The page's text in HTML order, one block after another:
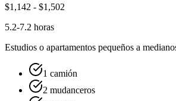
$1,142 - $1,502
5.2-7.2 horas
Estudios o apartamentos pequeños a
1 camión
2 mudanceros